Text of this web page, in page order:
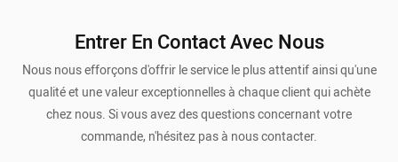
Entrer En Contact Avec Nous
Nous nous efforçons d'offrir le service le plus attentif ainsi qu'une
qualité et une valeur exceptionnelles à chaque client qui achète
chez nous. Si vous avez des questions concernant votre
commande, n'hésitez pas à nous contacter.